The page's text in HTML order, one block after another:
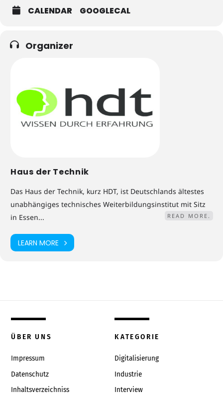
CALENDAR GOOGLECAL
Organizer
Haus der Technik
Das Haus der Technik, kurz HDT, ist Deutschlands ältestes
unabhängiges technisches Weiterbildungsinstitut mit Sitz
in Essen...
READ MORE.
LEARN MORE
ÜBER UNS
Impressum
Datenschutz
Inhaltsverzeichniss
KATEGORIE
Digitalisierung
Industrie
Interview